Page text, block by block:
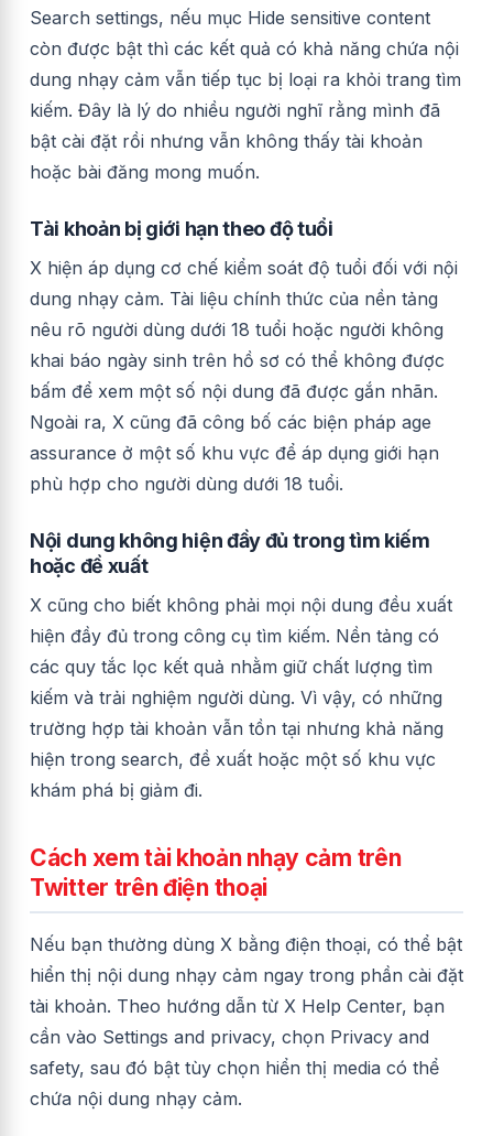
Search settings, nếu mục Hide sensitive content
còn được bật thì các kết quả có khả năng chứa nội
dung nhạy cảm vẫn tiếp tục bị loại ra khỏi trang tìm
kiếm. Đây là lý do nhiều người nghĩ rằng mình đã
bật cài đặt rồi nhưng vẫn không thấy tài khoản
hoặc bài đăng mong muốn.
Tài khoản bị giới hạn theo độ tuổi
X hiện áp dụng cơ chế kiểm soát độ tuổi đối với nội
dung nhạy cảm. Tài liệu chính thức của nền tảng
nêu rõ người dùng dưới 18 tuổi hoặc người không
khai báo ngày sinh trên hồ sơ có thể không được
bấm để xem một số nội dung đã được gắn nhãn.
Ngoài ra, X cũng đã công bố các biện pháp age
assurance ở một số khu vực để áp dụng giới hạn
phù hợp cho người dùng dưới 18 tuổi.
Nội dung không hiện đầy đủ trong tìm kiếm
hoặc đề xuất
X cũng cho biết không phải mọi nội dung đều xuất
hiện đầy đủ trong công cụ tìm kiếm. Nền tảng có
các quy tắc lọc kết quả nhằm giữ chất lượng tìm
kiếm và trải nghiệm người dùng. Vì vậy, có những
trường hợp tài khoản vẫn tồn tại nhưng khả năng
hiện trong search, đề xuất hoặc một số khu vực
khám phá bị giảm đi.
Cách xem tài khoản nhạy cảm trên
Twitter trên điện thoại
Nếu bạn thường dùng X bằng điện thoại, có thể bật
hiển thị nội dung nhạy cảm ngay trong phần cài đặt
tài khoản. Theo hướng dẫn từ X Help Center, bạn
cần vào Settings and privacy, chọn Privacy and
safety, sau đó bật tùy chọn hiển thị media có thể
chứa nội dung nhạy cảm.